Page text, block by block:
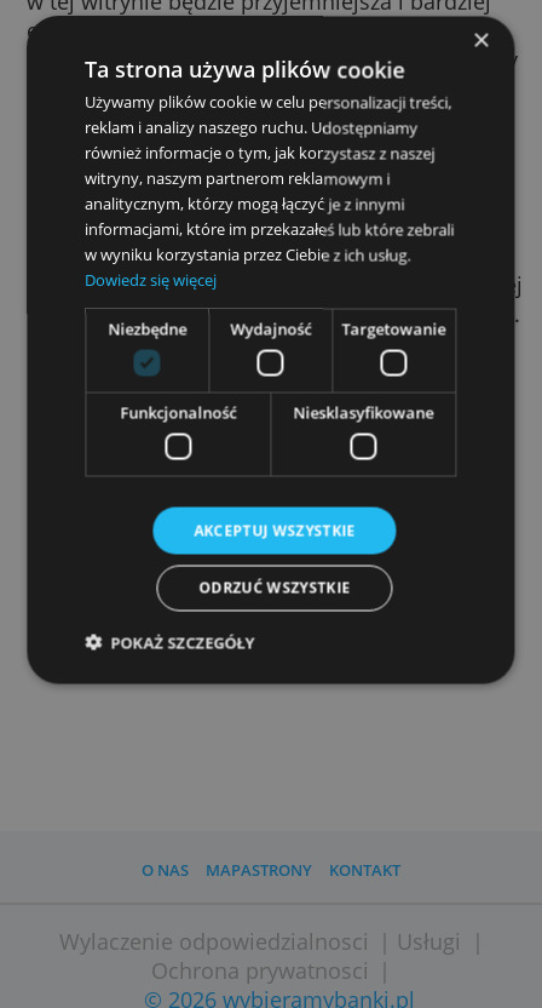
informacje, jak preferowany język czy inne
ustawienia. Dzięki temu Twoja następna
w tej witrynie będzie przyjemniejsza i
efektywna. Pliki cookie pełnią bardzo ważną
funkcję – bez nich korzystanie z internetu
znacznie mniej przyjemne.
Plików cookie używamy do różnych celów.
na przykład do zapamiętywania ustawień
SafeSearch, wyświetlania
reklam czy zliczania użytkowników
odwiedzających konkretną stronę.
logowanie się do naszych usług, pozwalają
chronić dane i zapamiętywaćustawienia
Personalizzazione degli annunci sul Web
Ta strona używa plików cookie
Używamy plików cookie w celu personalizacji treści,
reklam i analizy naszego ruchu. Udostępniamy
również informacje o tym, jak korzystasz z naszej
witryny, naszym partnerom reklamowym i
analitycznym, którzy mogą łączyć je z innymi
informacjami, które im przekazałeś lub które zebrali
w wyniku korzystania przez Ciebie z ich usług.
Dowiedz się więcej
Niezbędne Wydajność
Funkcjonalność Niesklasyfikowane
AKCEPTUJ WSZYSTKIE